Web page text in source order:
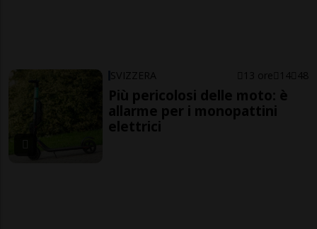
SVIZZERA 13 ore 14 48
Più pericolosi delle moto: è
allarme per i monopattini
elettrici